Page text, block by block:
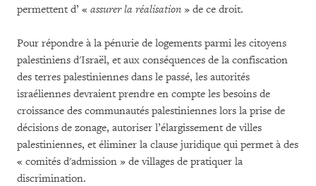
permettent d’ « assurer la réalisation » de ce droit.
Pour répondre à la pénurie de logements parmi les citoyens
palestiniens d'Israël, et aux conséquences de la confiscation
des terres palestiniennes dans le passé, les autorités
israéliennes devraient prendre en compte les besoins de
croissance des communautés palestiniennes lors la prise de
décisions de zonage, autoriser l’élargissement de villes
palestiniennes, et éliminer la clause juridique qui permet à des
« comités d'admission » de villages de pratiquer la
discrimination.